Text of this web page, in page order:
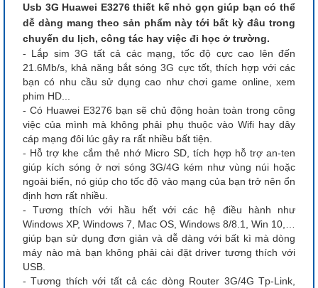
Usb 3G Huawei E3276 thiết kế nhỏ gọn giúp bạn có thể
dễ dàng mang theo sản phẩm này tới bất kỳ đâu trong
chuyến du lịch, công tác hay việc đi học ở trường.
- Lắp sim 3G tất cả các mạng, tốc độ cực cao lên đến
21.6Mb/s, khả năng bắt sóng 3G cực tốt, thích hợp với các
bạn có nhu cầu sử dụng cao như chơi game online, xem
phim HD...
- Có Huawei E3276 bạn sẽ chủ động hoàn toàn trong công
việc của mình mà không phải phụ thuộc vào Wifi hay dây
cáp mạng đôi lúc gây ra rất nhiều bất tiện.
- Hỗ trợ khe cắm thẻ nhớ Micro SD, tích hợp hỗ trợ an-ten
giúp kích sóng ở nơi sóng 3G/4G kém như vùng núi hoặc
ngoài biển, nó giúp cho tốc độ vào mạng của bạn trở nên ổn
định hơn rất nhiều.
- Tương thích với hầu hết với các hệ điều hành như
Windows XP, Windows 7, Mac OS, Windows 8/8.1, Win 10,…
giúp bạn sử dụng đơn giản và dễ dàng với bất kì mà dòng
máy nào mà bạn không phải cài đặt driver tương thích với
USB.
- Tương thích với tất cả các dòng Router 3G/4G Tp-Link,